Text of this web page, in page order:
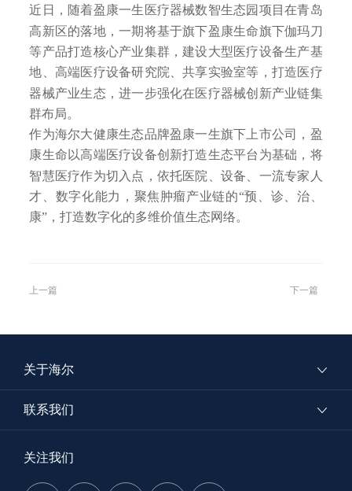
近日，随着盈康一生医疗器械数智生态园项目在青岛
高新区的落地，一期将基于旗下盈康生命旗下伽玛刀
等产品打造核心产业集群，建设大型医疗设备生产基
地、高端医疗设备研究院、共享实验室等，打造医疗
器械产业生态，进一步强化在医疗器械创新产业链集
群布局。
作为海尔大健康生态品牌盈康一生旗下上市公司，盈
康生命以高端医疗设备创新打造生态平台为基础，将
智慧医疗作为切入点，依托医院、设备、一流专家人
才、数字化能力，聚焦肿瘤产业链的“预、诊、治、
康”，打造数字化的多维价值生态网络。
上一篇 下一篇
关于海尔
联系我们
关注我们